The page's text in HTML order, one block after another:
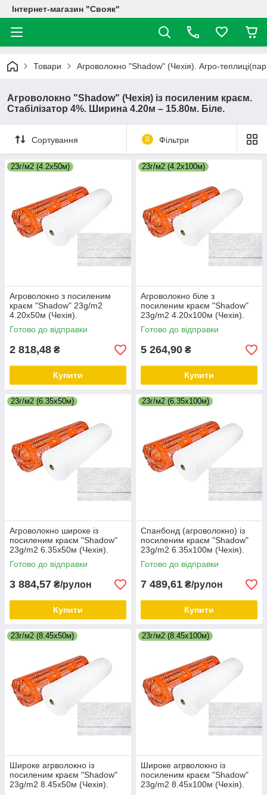
Інтернет-магазин "Свояк"
Товари Агроволокно "Shadow" (Чехія). Агро-
Агроволокно "Shadow" (Чехія) із посиленим краєм.
Стабілізатор 4%. Ширина 4.20м – 15.80м. Біле.
Сортування 0 Фільтри
23г/м2 (4.2х50м)
Агроволокно з посиленим
краєм "Shadow" 23g/m2
4.20х50м (Чехія).
Готово до відправки
2 818,48 ₴
Купити
23г/м2 (4.2х100м)
Агроволокно біле з
посиленим краєм "Shadow"
23g/m2 4.20х100м (Чехія).
Готово до відправки
5 264,90 ₴
Купити
23г/м2 (6.35х50м)
Агроволокно широке із
посиленим краєм "Shadow"
23g/m2 6.35х50м (Чехія).
Біле.
Готово до відправки
3 884,57 ₴/рулон
Купити
23г/м2 (6.35х100м)
Спанбонд (агроволокно) із
посиленим краєм "Shadow"
23g/m2 6.35х100м (Чехія).
Біле.
Готово до відправки
7 489,61 ₴/рулон
Купити
23г/м2 (8.45х50м)
Широке агрволокно із
посиленим краєм "Shadow"
23g/m2 8.45х50м (Чехія).
23г/м2 (8.45х100м)
Широке агрволокно із
посиленим краєм "Shadow"
23g/m2 8.45х100м (Чехія).